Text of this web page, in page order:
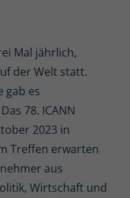
Mal jährlich,
der Welt statt.
gab es
78. ICANN
2023 in
Treffen erwarten
aus
Wirtschaft und